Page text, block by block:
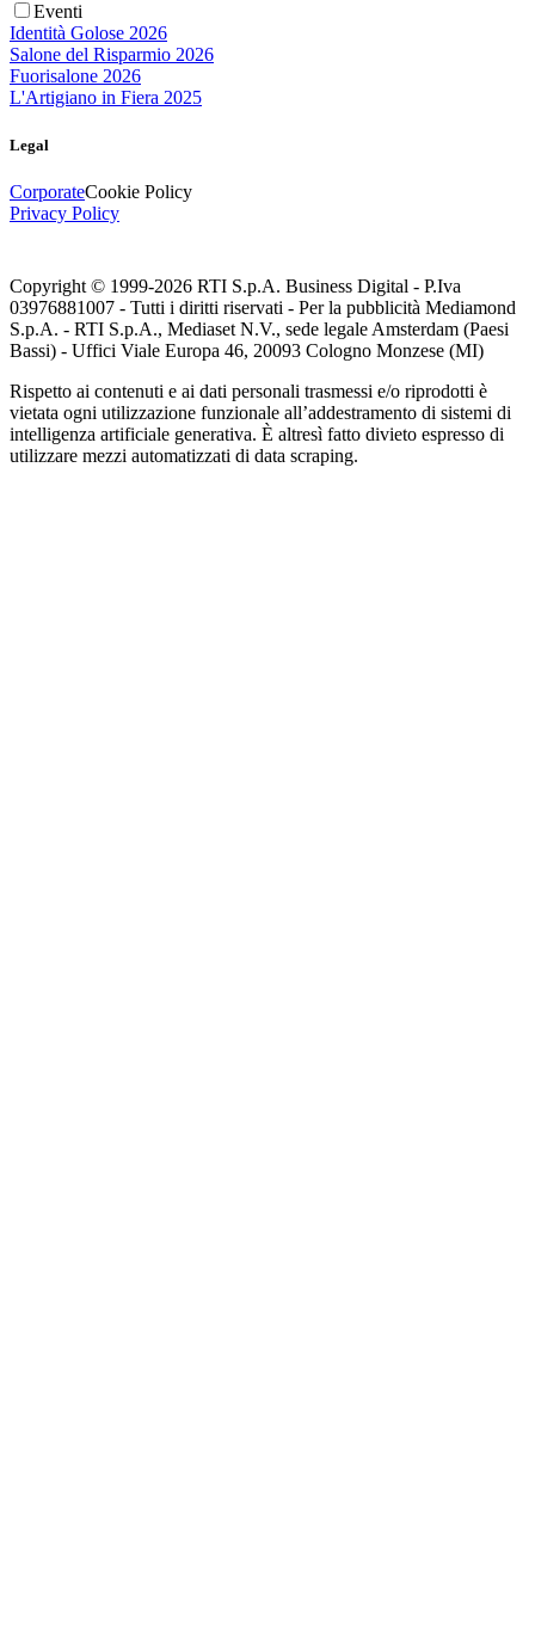
Eventi
Identità Golose 2026
Salone del Risparmio 2026
Fuorisalone 2026
L'Artigiano in Fiera 2025
Legal
CorporateCookie Policy
Privacy Policy
Copyright © 1999-2026 RTI S.p.A. Business Digital - P.Iva
03976881007 - Tutti i diritti riservati - Per la pubblicità Mediamond
S.p.A. - RTI S.p.A., Mediaset N.V., sede legale Amsterdam (Paesi
Bassi) - Uffici Viale Europa 46, 20093 Cologno Monzese (MI)
Rispetto ai contenuti e ai dati personali trasmessi e/o riprodotti è
vietata ogni utilizzazione funzionale all’addestramento di sistemi di
intelligenza artificiale generativa. È altresì fatto divieto espresso di
utilizzare mezzi automatizzati di data scraping.